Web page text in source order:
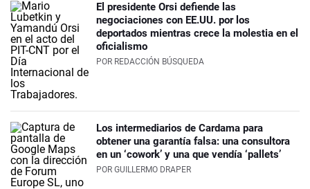
El presidente Orsi defiende las
negociaciones con EE.UU. por los
deportados mientras crece la molestia en el
oficialismo
POR REDACCIÓN BÚSQUEDA
Los intermediarios de Cardama para
obtener una garantía falsa: una consultora
en un ‘cowork’ y una que vendía ‘pallets’
POR GUILLERMO DRAPER